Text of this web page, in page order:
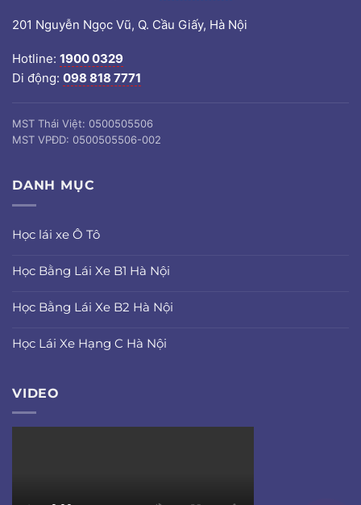
201 Nguyễn Ngọc Vũ, Q. Cầu Giấy, Hà Nội
Hotline: 1900 0329
Di động: 098 818 7771
MST Thái Việt: 0500505506
MST VPĐD: 0500505506-002
DANH MỤC
Học lái xe Ô Tô
Học Bằng Lái Xe B1 Hà Nội
Học Bằng Lái Xe B2 Hà Nội
Học Lái Xe Hạng C Hà Nội
VIDEO